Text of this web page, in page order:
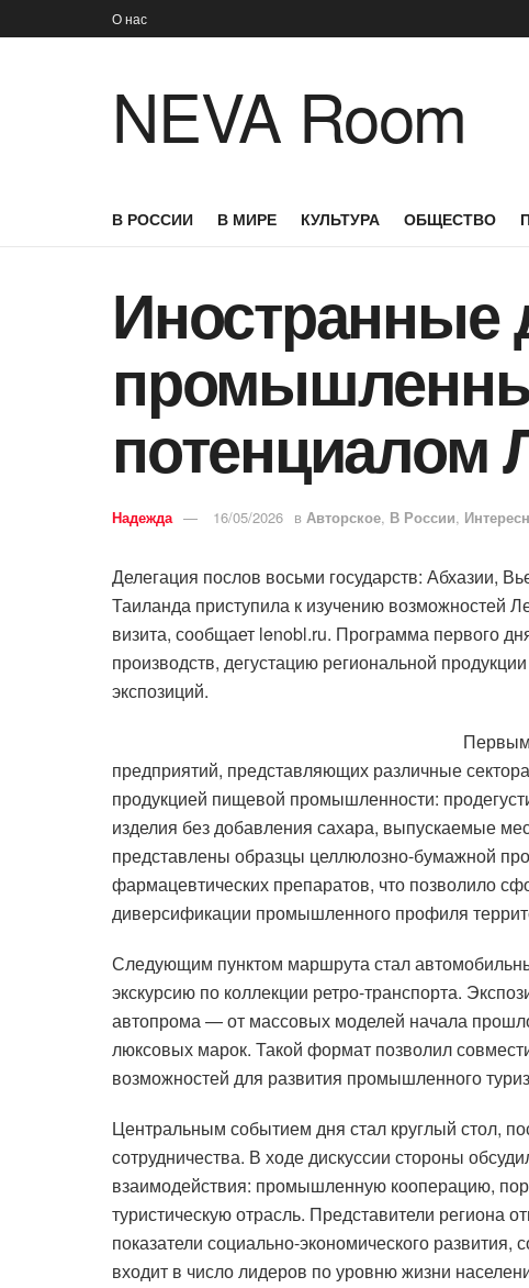
О нас
NEVA Room
В РОССИИ В МИРЕ КУЛЬТУРА ОБЩЕСТВО
Иностранные
потенциалом
Надежда 16/05/2026 в Авторское, В России,
Делегация послов восьми государств: Абхазии,
Таиланда приступила к изучению возможностей
визита, сообщает lenobl.ru. Программа первого
производств, дегустацию региональной
экспозиций.
предприятий, представляющих различные
продукцией пищевой промышленности:
изделия без добавления сахара, выпускаемые
представлены образцы целлюлозно-бумажной
фармацевтических препаратов, что позволило
диверсификации промышленного профиля
Следующим пунктом маршрута стал
экскурсию по коллекции ретро-транспорта.
автопрома — от массовых моделей начала
люксовых марок. Такой формат позволил
возможностей для развития промышленного
Центральным событием дня стал круглый стол,
сотрудничества. В ходе дискуссии стороны
взаимодействия: промышленную кооперацию,
туристическую отрасль. Представители региона
показатели социально-экономического
входит в число лидеров по уровню жизни